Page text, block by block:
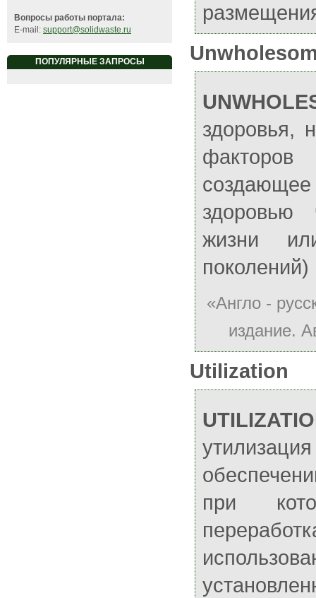
Вопросы работы портала:
E-mail: support@solidwaste.ru
ПОПУЛЯРНЫЕ ЗАПРОСЫ
здоровья,
здоровью
жизни
поколений)
«Англо -
издание.
Utilization
при